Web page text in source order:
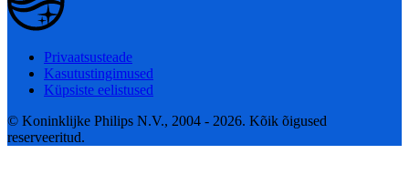
Privaatsusteade
Kasutustingimused
Küpsiste eelistused
© Koninklijke Philips N.V., 2004 - 2026. Kõik õigused
reserveeritud.